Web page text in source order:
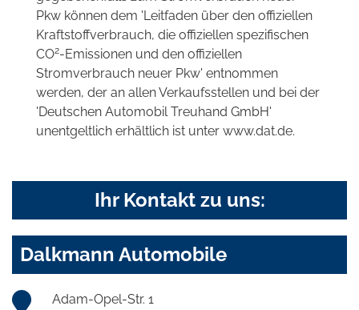
Pkw können dem 'Leitfaden über den offiziellen
Kraftstoffverbrauch, die offiziellen spezifischen
CO2-Emissionen und den offiziellen
Stromverbrauch neuer Pkw' entnommen
werden, der an allen Verkaufsstellen und bei der
'Deutschen Automobil Treuhand GmbH'
unentgeltlich erhältlich ist unter www.dat.de.
Ihr Kontakt zu uns:
Dalkmann Automobile
Adam-Opel-Str. 1